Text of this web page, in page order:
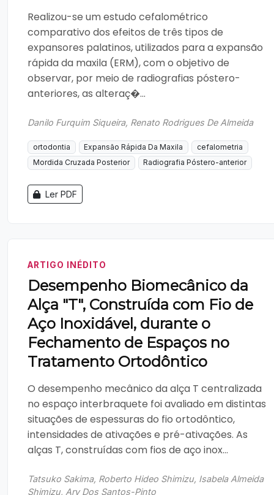
Realizou-se um estudo cefalométrico
comparativo dos efeitos de três tipos de
expansores palatinos, utilizados para a expansão
rápida da maxila (ERM), com o objetivo de
observar, por meio de radiografias póstero-
anteriores, as alteraç�...
Danilo Furquim Siqueira, Renato Rodrigues De Almeida
ortodontia Expansão Rápida Da Maxila
cefalometria
Mordida Cruzada Posterior
Radiografia Póstero-anterior
Ler PDF
ARTIGO INÉDITO
Desempenho Biomecânico da
Alça "T", Construída com Fio de
Aço Inoxidável, durante o
Fechamento de Espaços no
Tratamento Ortodôntico
O desempenho mecânico da alça T centralizada
no espaço interbraquete foi avaliado em distintas
situações de espessuras do fio ortodôntico,
intensidades de ativações e pré-ativações. As
alças T, construídas com fios de aço inox...
Tatsuko Sakima, Roberto Hideo Shimizu, Isabela Almeida
Shimizu, Ary Dos Santos-Pinto